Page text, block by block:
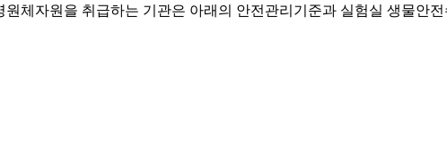
체자원을 취급하는 기관은 아래의 안전관리기준과 실험실 생물안